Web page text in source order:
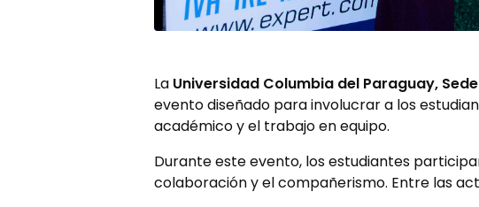
La Universidad Columbia del Paraguay,
evento diseñado para involucrar a los
académico y el trabajo en equipo.
Durante este evento, los estudiantes
colaboración y el compañerismo. Entre las